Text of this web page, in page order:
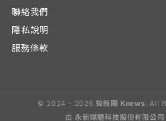
聯絡我們
隱私說明
服務條款
© 2024 - 2026 知新聞 Knews . All
由 永新媒體科技股份有限公司